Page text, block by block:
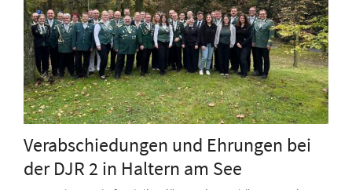
Verabschiedungen und Ehrungen bei
der DJR 2 in Haltern am See